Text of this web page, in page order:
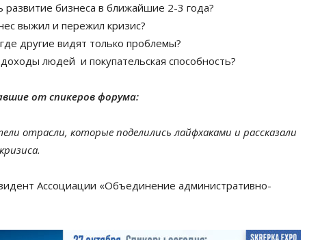
бизнеса в ближайшие 2-3 года?
выжил и пережил кризис?
другие видят только проблемы?
людей и покупательская способность?
от спикеров форума:
отрасли, которые поделились лайфхаками и рассказали
Ассоциации «Объединение административно-